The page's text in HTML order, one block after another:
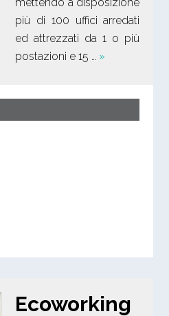
più di 100 uffici arredati
ed attrezzati da 1 o più
postazioni e 15 … »
Ecoworking